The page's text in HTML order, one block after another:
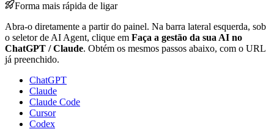
Forma mais rápida de ligar
Abra-o diretamente a partir do painel. Na barra lateral esquerda, sob
o seletor de AI Agent, clique em Faça a gestão da sua AI no
ChatGPT / Claude. Obtém os mesmos passos abaixo, com o URL
já preenchido.
ChatGPT
Claude
Claude Code
Cursor
Codex